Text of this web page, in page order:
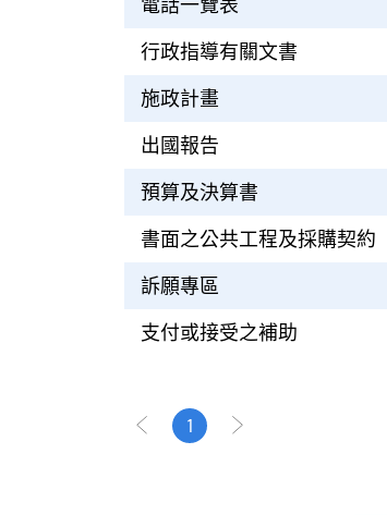
行政指導有關文書
施政計畫
出國報告
預算及決算書
書面之公共工程及採購契約
訴願專區
支付或接受之補助
1